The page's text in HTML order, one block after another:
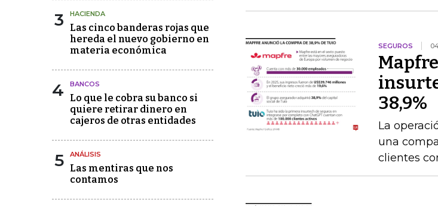
3 HACIENDA
Las cinco banderas rojas que
hereda el nuevo gobierno en
materia económica
4 BANCOS
Lo que le cobra su banco si
quiere retirar dinero en
cajeros de otras entidades
5 ANÁLISIS
Las mentiras que nos
contamos
SEGUROS
38,9%
La
una
clientes